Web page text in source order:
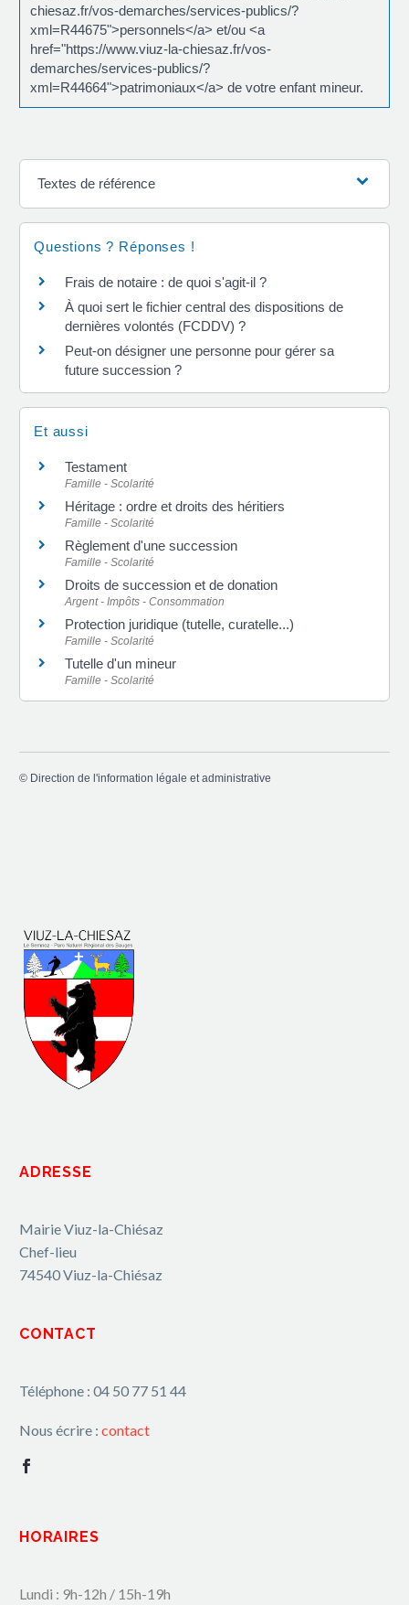
chiesaz.fr/vos-demarches/services-publics/?
xml=R44675">personnels</a> et/ou <a
href="https://www.viuz-la-chiesaz.fr/vos-
demarches/services-publics/?
xml=R44664">patrimoniaux</a> de votre enfant mineur.
Textes de référence
Questions ? Réponses !
Frais de notaire : de quoi s'agit-il ?
À quoi sert le fichier central des dispositions de
dernières volontés (FCDDV) ?
Peut-on désigner une personne pour gérer sa
future succession ?
Et aussi
Testament
Famille - Scolarité
Héritage : ordre et droits des héritiers
Famille - Scolarité
Règlement d'une succession
Famille - Scolarité
Droits de succession et de donation
Argent - Impôts - Consommation
Protection juridique (tutelle, curatelle...)
Famille - Scolarité
Tutelle d'un mineur
Famille - Scolarité
© Direction de l'information légale et administrative
ADRESSE
Mairie Viuz-la-Chiésaz
Chef-lieu
74540 Viuz-la-Chiésaz
CONTACT
Téléphone : 04 50 77 51 44
Nous écrire : contact
HORAIRES
Lundi : 9h-12h / 15h-19h